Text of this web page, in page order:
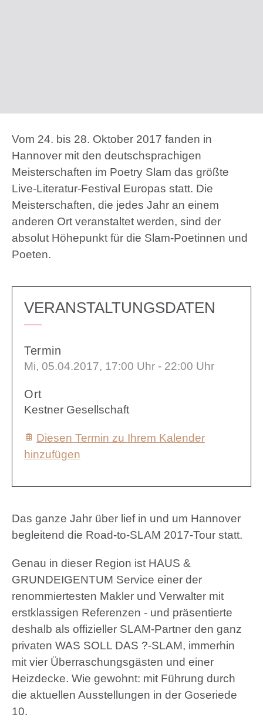
Vom 24. bis 28. Oktober 2017 fanden in
Hannover mit den deutschsprachigen
Meisterschaften im Poetry Slam das größte
Live-Literatur-Festival Europas statt. Die
Meisterschaften, die jedes Jahr an einem
anderen Ort veranstaltet werden, sind der
absolut Höhepunkt für die Slam-Poetinnen und
Poeten.
VERANSTALTUNGSDATEN
Termin
Mi, 05.04.2017, 17:00 Uhr - 22:00 Uhr
Ort
Kestner Gesellschaft
Diesen Termin zu Ihrem Kalender
hinzufügen
Das ganze Jahr über lief in und um Hannover
begleitend die Road-to-SLAM 2017-Tour statt.
Genau in dieser Region ist HAUS &
GRUNDEIGENTUM Service einer der
renommiertesten Makler und Verwalter mit
erstklassigen Referenzen - und präsentierte
deshalb als offizieller SLAM-Partner den ganz
privaten WAS SOLL DAS ?-SLAM, immerhin
mit vier Überraschungsgästen und einer
Heizdecke. Wie gewohnt: mit Führung durch
die aktuellen Ausstellungen in der Goseriede
10.